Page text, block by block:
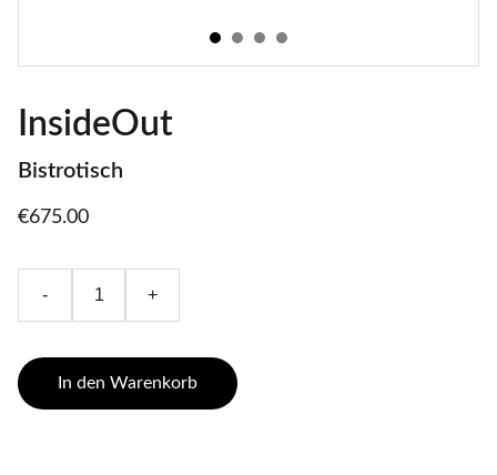
InsideOut
Bistrotisch
€675.00
- +
In den Warenkorb